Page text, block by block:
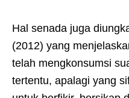
Hal senada juga
(2012) yang
telah mengkonsumsi
tertentu, apalagi yang